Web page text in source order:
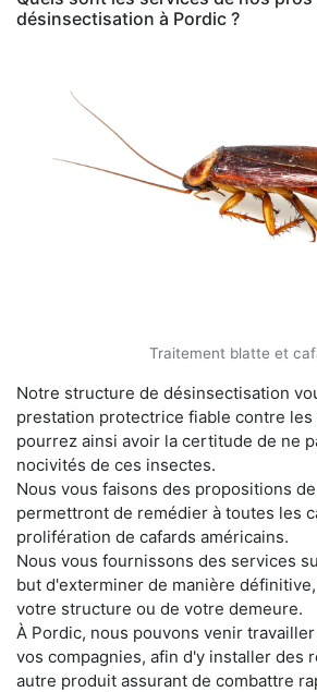
désinsectisation à Pordic ?
Traitement blatte et
Notre structure de désinsectisation
prestation protectrice fiable contre les
pourrez ainsi avoir la certitude de ne
nocivités de ces insectes.
Nous vous faisons des propositions
permettront de remédier à toutes les
prolifération de cafards américains.
Nous vous fournissons des services
but d'exterminer de manière
votre structure ou de votre demeure.
À Pordic, nous pouvons venir
vos compagnies, afin d'y installer des
autre produit assurant de combattre